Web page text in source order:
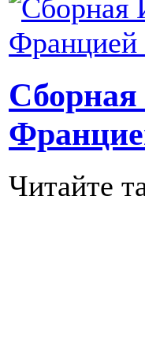
Сборная
Читайте